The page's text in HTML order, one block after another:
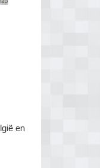
en